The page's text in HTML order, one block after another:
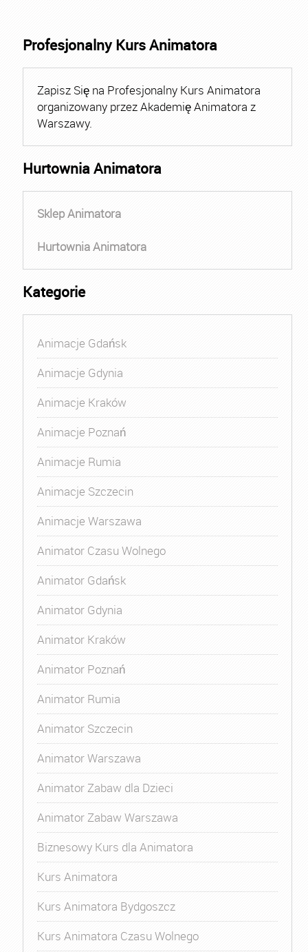
Profesjonalny Kurs Animatora
Zapisz Się na Profesjonalny Kurs Animatora
organizowany przez Akademię Animatora z
Warszawy.
Hurtownia Animatora
Sklep Animatora
Hurtownia Animatora
Kategorie
Animacje Gdańsk
Animacje Gdynia
Animacje Kraków
Animacje Poznań
Animacje Rumia
Animacje Szczecin
Animacje Warszawa
Animator Czasu Wolnego
Animator Gdańsk
Animator Gdynia
Animator Kraków
Animator Poznań
Animator Rumia
Animator Szczecin
Animator Warszawa
Animator Zabaw dla Dzieci
Animator Zabaw Warszawa
Biznesowy Kurs dla Animatora
Kurs Animatora
Kurs Animatora Bydgoszcz
Kurs Animatora Czasu Wolnego